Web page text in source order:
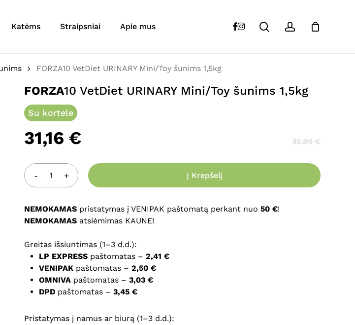
Katėms Straipsniai Apie mus facebook
instagram searchaccount
FORZA10 VetDiet URINARY Mini/Toy šunims 1,5kg
FORZA10 VetDiet URINARY Mini/Toy šunims 1,5kg
Su kortele
31,16 € 32,80€
Į Krepšelį
NEMOKAMAS pristatymas į VENIPAK paštomatą perkant nuo 50 €!
NEMOKAMAS atsiėmimas KAUNE!
Greitas išsiuntimas (1–3 d.d.):
LP EXPRESS paštomatas – 2,41 €
VENIPAK paštomatas – 2,50 €
OMNIVA paštomatas – 3,03 €
DPD paštomatas – 3,45 €
Pristatymas į namus ar biurą (1–3 d.d.):
Būkite pirmas aprašęs “FORZA
10 VetDiet URINARY Mini/Toy šunims
Jūsų atsiliepimas
Noriu savo interneto naršyklėje išsaugoti vardą, el. pašto adresą ir interneto
puslapį, kad jų nebereiktų įvesti iš naujo, kai kitą kartą vėl norėsiu parašyti
komentarą.